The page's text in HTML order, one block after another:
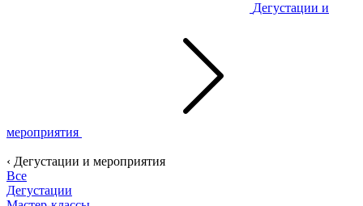
Дегустации и
мероприятия
‹ Дегустации и мероприятия
Все
Дегустации